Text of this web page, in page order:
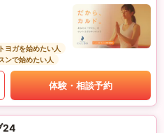
ヨガを始めたい人
ンで始めたい人
体験・相談予約
24